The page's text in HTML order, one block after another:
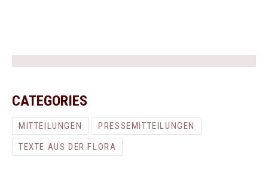
CATEGORIES
MITTEILUNGEN
PRESSEMITTEILUNGEN
TEXTE AUS DER FLORA